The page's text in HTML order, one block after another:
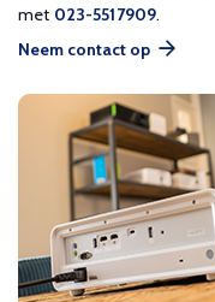
met 023-5517909.
Neem contact op